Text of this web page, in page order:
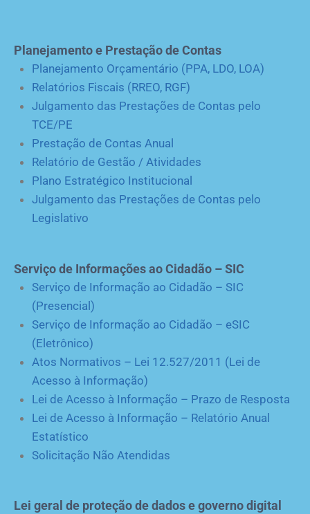
Planejamento e Prestação de Contas
Planejamento Orçamentário (PPA, LDO, LOA)
Relatórios Fiscais (RREO, RGF)
Julgamento das Prestações de Contas pelo
TCE/PE
Prestação de Contas Anual
Relatório de Gestão / Atividades
Plano Estratégico Institucional
Julgamento das Prestações de Contas pelo
Legislativo
Serviço de Informações ao Cidadão – SIC
Serviço de Informação ao Cidadão – SIC
(Presencial)
Serviço de Informação ao Cidadão – eSIC
(Eletrônico)
Atos Normativos – Lei 12.527/2011 (Lei de
Acesso à Informação)
Lei de Acesso à Informação – Prazo de Resposta
Lei de Acesso à Informação – Relatório Anual
Estatístico
Solicitação Não Atendidas
Lei geral de proteção de dados e governo digital